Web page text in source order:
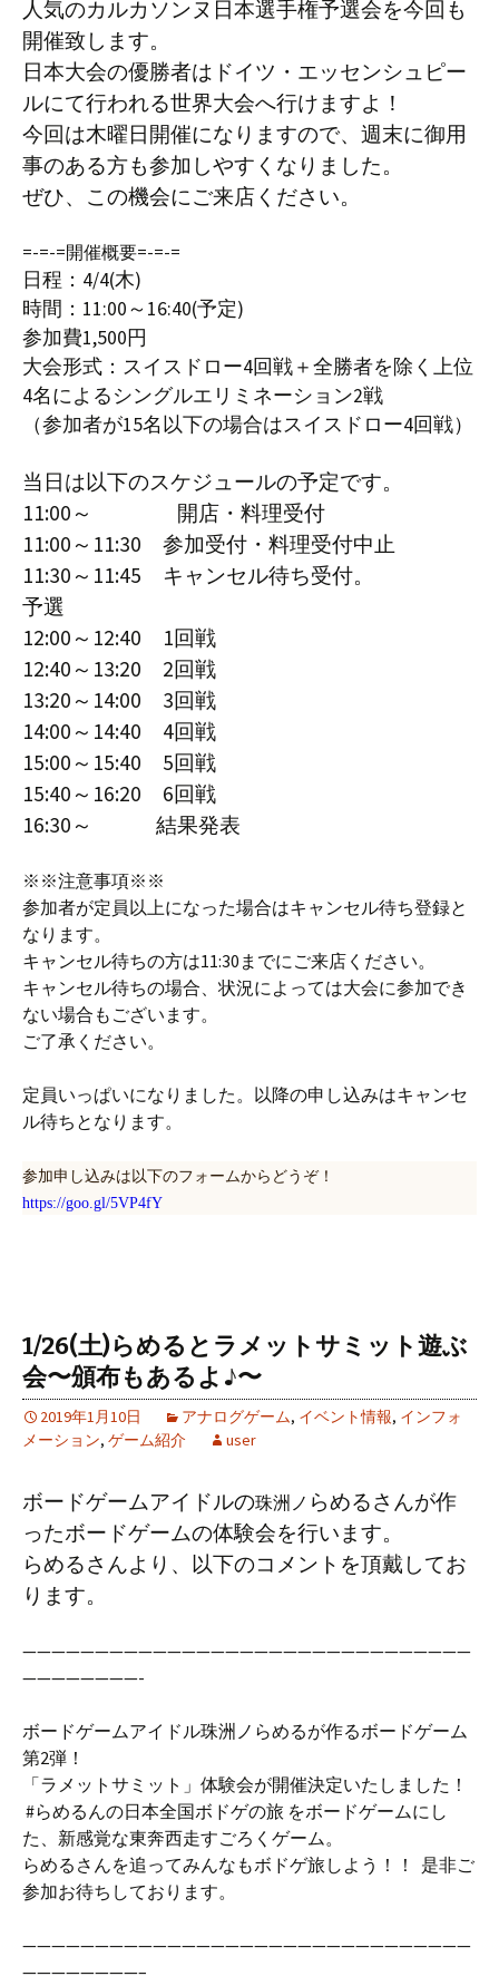
人気のカルカソンヌ日本選手権予選会を今回も
開催致します。
日本大会の優勝者はドイツ・エッセンシュピー
ルにて行われる世界大会へ行けますよ！
今回は木曜日開催になりますので、週末に御用
事のある方も参加しやすくなりました。
ぜひ、この機会にご来店ください。
=-=-=開催概要=-=-=
日程：4/4(木)
時間：11:00～16:40(予定)
参加費1,500円
大会形式：スイスドロー4回戦＋全勝者を除く上位
4名によるシングルエリミネーション2戦
（参加者が15名以下の場合はスイスドロー4回戦）
当日は以下のスケジュールの予定です。
11:00～ 開店・料理受付
11:00～11:30 参加受付・料理受付中止
11:30～11:45 キャンセル待ち受付。
予選
12:00～12:40 1回戦
12:40～13:20 2回戦
13:20～14:00 3回戦
14:00～14:40 4回戦
15:00～15:40 5回戦
15:40～16:20 6回戦
16:30～ 結果発表
※※注意事項※※
参加者が定員以上になった場合はキャンセル待ち登録と
なります。
キャンセル待ちの方は11:30までにご来店ください。
キャンセル待ちの場合、状況によっては大会に参加でき
ない場合もございます。
ご了承ください。
定員いっぱいになりました。以降の申し込みはキャンセ
ル待ちとなります。
参加申し込みは以下のフォームからどうぞ！
https://goo.gl/5VP4fY
1/26(土)らめるとラメットサミット遊ぶ
会〜頒布もあるよ♪〜
2019年1月10日 アナログゲーム, イベント情報, インフォ
メーション, ゲーム紹介 user
ボードゲームアイドルの珠洲ノ らめるさんが作
ったボードゲームの体験会を行います。
らめるさんより、以下のコメントを頂戴してお
ります。
———————————————————————————————
————————-
ボードゲームアイドル珠洲ノらめるが作るボードゲーム
第2弾！
「ラメットサミット」体験会が開催決定いたしました！
#らめるんの日本全国ボドゲの旅 をボードゲームにし
た、新感覚な東奔西走すごろくゲーム。
らめるさんを追ってみんなもボドゲ旅しよう！！ 是非ご
参加お待ちしております。
———————————————————————————————
————————–